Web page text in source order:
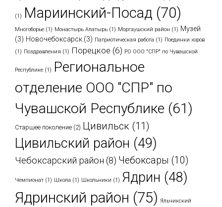
(1) Мариинский-Посад (70)
Многоборье (1) Монастырь Алатырь (1) Моргаушский район (1) Музей
(3) Новочебоксарск (3) Патриотическая работа (1) Поединки хоров
(1) Поздравления (1) Порецкое (6) РО ООО "СПР" по Чувашской
Республике (1)
Региональное
отделение ООО "СПР" по
Чувашской Республике (61)
Старшее поколение (2) Цивильск (11)
Цивильский район (49)
Чебоксарский район (8) Чебоксары (10)
Чемпионат (1) Школа (1) Школьники (1) Ядрин (48)
Ядринский район (75) Яльчикский